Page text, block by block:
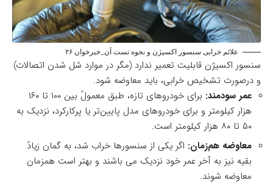
علائم خرابی سنسور اکسیژن و نحوه تست آن_خبرخوان ۲۶
سنسور اکسیژن قابلیت تعمیر ندارد (مگر در موارد شل شدن اتصالات)
و درصورت تشخیص خرابی، باید معاوضه شود.
عمر سودمند:
برای خودروهای تازه، طبق معمولً بین ۱۰۰ تا ۱۶۰
هزار کیلومتر و برای خودروهای مدل پایین‌تر یا پرکارکرد، نزدیک به
۵۰ تا ۸۰ هزار کیلومتر است.
معاوضه هم‌زمان: اگر یکی از سنسورها خراب شد، به گمان زیادً
بقیه نیز به آخر عمر خود نزدیک می باشند و بهتر است همزمان
معاوضه شوند.